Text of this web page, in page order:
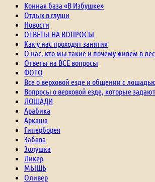
Конная база «В Избушке»
Отдых в глуши
Новости
ОТВЕТЫ НА ВОПРОСЫ
Как у нас проходят занятия
О нас, кто мы такие и почему живем в
Ответы на ВСЕ вопросы
ФОТО
Все о верховой езде и общении с
Вопросы о верховой езде, которые
ЛОШАДИ
Арабика
Аркаша
Гиперборея
Забава
Золушка
Ликер
МЫШЬ
Оливер